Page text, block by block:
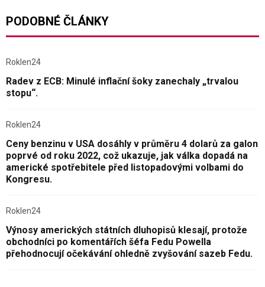
PODOBNÉ ČLÁNKY
Roklen24
Radev z ECB: Minulé inflační šoky zanechaly „trvalou
stopu“.
Roklen24
Ceny benzinu v USA dosáhly v průměru 4 dolarů za galon
poprvé od roku 2022, což ukazuje, jak válka dopadá na
americké spotřebitele před listopadovými volbami do
Kongresu.
Roklen24
Výnosy amerických státních dluhopisů klesají, protože
obchodníci po komentářích šéfa Fedu Powella
přehodnocují očekávání ohledně zvyšování sazeb Fedu.